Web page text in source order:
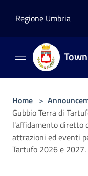
Regione Umbria
Home >
Gubbio Terra di
l'affidamento diretto
attrazioni ed eventi
Tartufo 2026 e 2027.